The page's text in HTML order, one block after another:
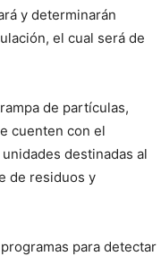
y determinarán
el cual será de
de partículas,
cuenten con el
destinadas al
de residuos y
para detectar